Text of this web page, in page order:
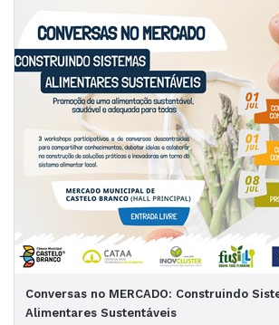
Conversas no MERCADO: Construindo
Alimentares Sustentáveis